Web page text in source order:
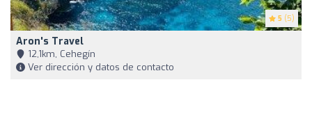
5 (5)
Aron's Travel
12,1km, Cehegín
Ver dirección y datos de contacto